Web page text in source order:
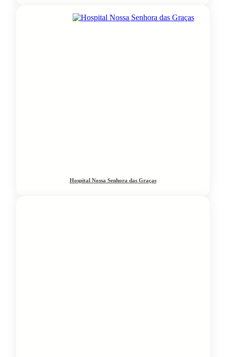
Hospital Nossa Senhora das Graças